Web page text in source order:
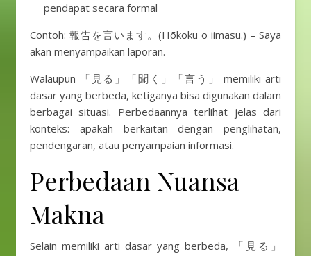
pendapat secara formal
Contoh: 報告を言います。(Hōkoku o iimasu.) – Saya
akan menyampaikan laporan.
Walaupun 「見る」「聞く」「言う」 memiliki arti
dasar yang berbeda, ketiganya bisa digunakan dalam
berbagai situasi. Perbedaannya terlihat jelas dari
konteks: apakah berkaitan dengan penglihatan,
pendengaran, atau penyampaian informasi.
Perbedaan Nuansa
Makna
Selain memiliki arti dasar yang berbeda, 「見る」